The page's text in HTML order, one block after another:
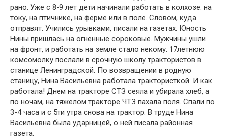
рано. Уже с 8-9 лет дети начинали работать в колхозе: на
току, на птичнике, на ферме или в поле. Словом, куда
отправят. Учились урывками, писали на газетах. Юность
Нины пришлась на огненные сороковые. Мужчины ушли
на фронт, и работать на земле стало некому. 17летнюю
комсомолку послали в срочную школу трактористов в
станице Ленинградской. По возвращении в родную
станицу, Нина Васильевна работала трактористкой. И как
работала! Днем на тракторе СТЗ сеяла и убирала хлеб, а
по ночам, на тяжелом тракторе ЧТЗ пахала поля. Спали по
3-4 часа и с 5ти утра снова на трактор. В труде Нина
Васильевна была ударницей, о ней писала районная
газета.